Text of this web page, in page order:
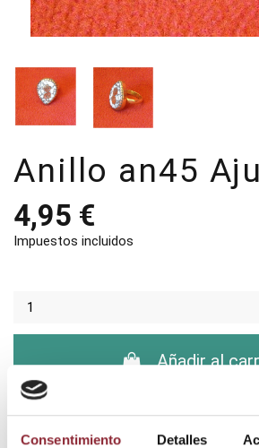
Consentimiento Detalles
Anillo an45
4,95 €
Impuestos incluidos
Añadir al